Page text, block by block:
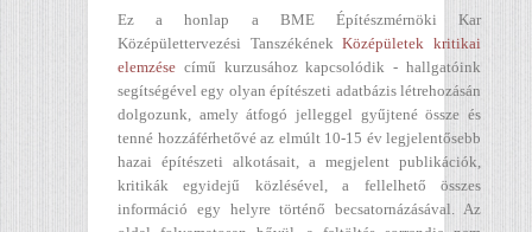
Ez a honlap a BME Építészmérnöki Kar
Középülettervezési TanszékénekKözépületek kritikai
elemzése című kurzusához kapcsolódik - hallgatóink
segítségével egy olyan építészeti adatbázis létrehozásán
dolgozunk, amely átfogó jelleggel gyűjtené össze és
tenné hozzáférhetővé az elmúlt 10-15 év legjelentősebb
hazai építészeti alkotásait, a megjelent publikációk,
kritikák egyidejű közlésével, a fellelhető összes
információ egy helyre történő becsatornázásával. Az